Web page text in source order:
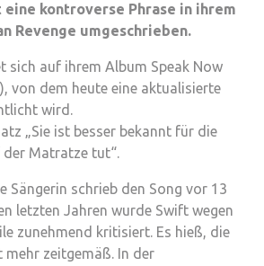
kontroverse Phrase in ihrem
Revenge umgeschrieben.
sich auf ihrem Album Speak Now
von dem heute eine aktualisierte
wird.
„Sie ist besser bekannt für die
der Matratze tut“.
Sängerin schrieb den Song vor 13
letzten Jahren wurde Swift wegen
zunehmend kritisiert. Es hieß, die
mehr zeitgemäß. In der